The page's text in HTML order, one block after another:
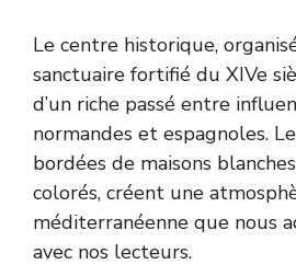
Le centre historique,
sanctuaire fortifié du XIVe
d’un riche passé entre
normandes et espagnoles.
bordées de maisons
colorés, créent une
méditerranéenne que nous
avec nos lecteurs.